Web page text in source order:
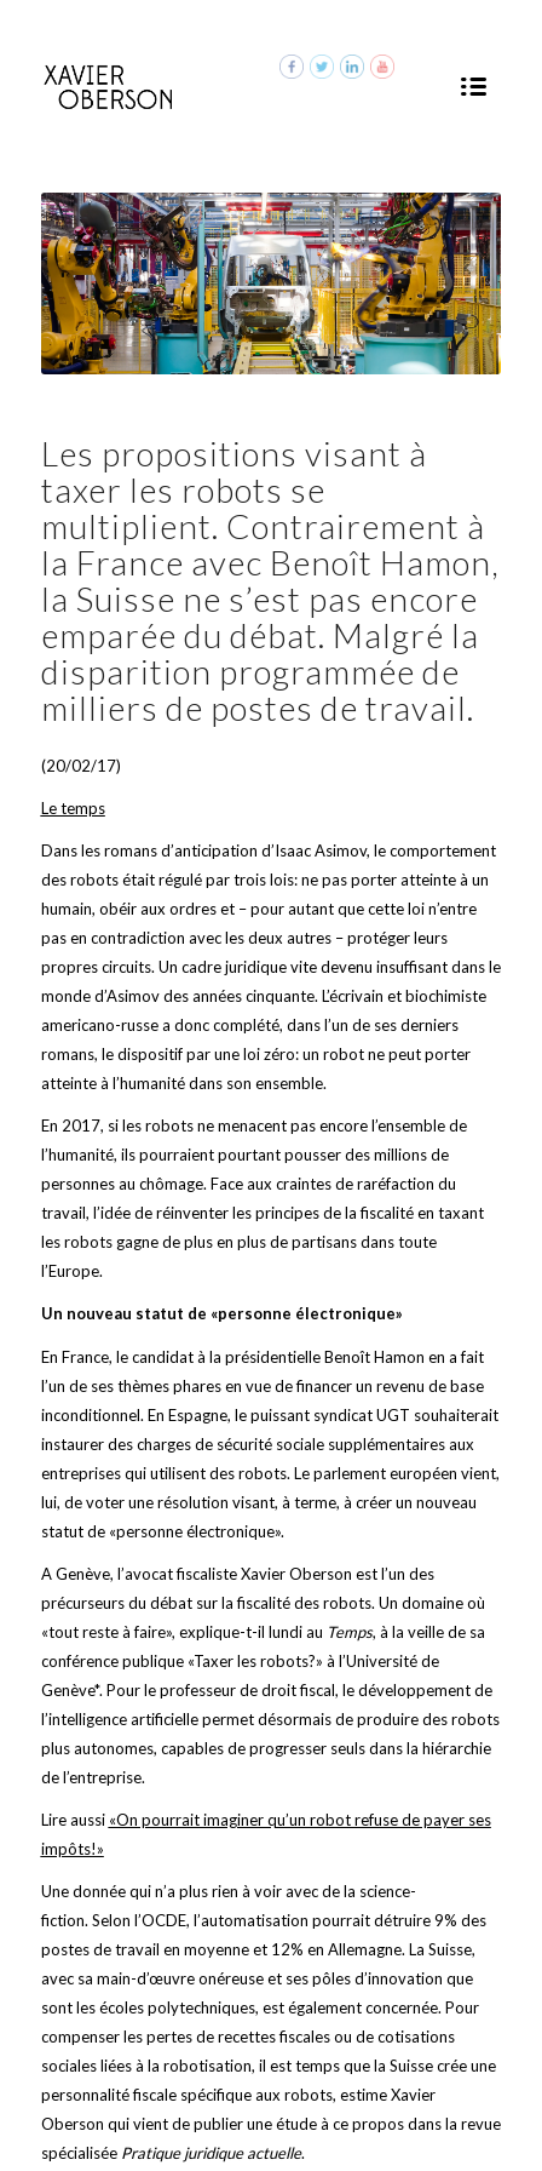
Les propositions visant à
taxer les robots se
multiplient. Contrairement à
la France avec Benoît Hamon,
la Suisse ne s’est pas encore
emparée du débat. Malgré la
disparition programmée de
milliers de postes de travail.
(20/02/17)
Le temps
Dans les romans d’anticipation d’Isaac Asimov, le comportement
des robots était régulé par trois lois: ne pas porter atteinte à un
humain, obéir aux ordres et – pour autant que cette loi n’entre
pas en contradiction avec les deux autres – protéger leurs
propres circuits. Un cadre juridique vite devenu insuffisant dans le
monde d’Asimov des années cinquante. L’écrivain et biochimiste
americano-russe a donc complété, dans l’un de ses derniers
romans, le dispositif par une loi zéro: un robot ne peut porter
atteinte à l’humanité dans son ensemble.
En 2017, si les robots ne menacent pas encore l’ensemble de
l’humanité, ils pourraient pourtant pousser des millions de
personnes au chômage. Face aux craintes de raréfaction du
travail, l’idée de réinventer les principes de la fiscalité en taxant
les robots gagne de plus en plus de partisans dans toute
l’Europe.
Un nouveau statut de «personne électronique»
En France, le candidat à la présidentielle Benoît Hamon en a fait
l’un de ses thèmes phares en vue de financer un revenu de base
inconditionnel. En Espagne, le puissant syndicat UGT souhaiterait
instaurer des charges de sécurité sociale supplémentaires aux
entreprises qui utilisent des robots. Le parlement européen vient,
lui, de voter une résolution visant, à terme, à créer un nouveau
statut de «personne électronique».
A Genève, l’avocat fiscaliste Xavier Oberson est l’un des
précurseurs du débat sur la fiscalité des robots. Un domaine où
«tout reste à faire», explique-t-il lundi au Temps, à la veille de sa
conférence publique «Taxer les robots?» à l’Université de
Genève*. Pour le professeur de droit fiscal, le développement de
l’intelligence artificielle permet désormais de produire des robots
plus autonomes, capables de progresser seuls dans la hiérarchie
de l’entreprise.
Lire aussi «On pourrait imaginer qu’un robot refuse de payer ses
impôts!»
Une donnée qui n’a plus rien à voir avec de la science-
fiction. Selon l’OCDE, l’automatisation pourrait détruire 9% des
postes de travail en moyenne et 12% en Allemagne. La Suisse,
avec sa main-d’œuvre onéreuse et ses pôles d’innovation que
sont les écoles polytechniques, est également concernée. Pour
compenser les pertes de recettes fiscales ou de cotisations
sociales liées à la robotisation, il est temps que la Suisse crée une
personnalité fiscale spécifique aux robots, estime Xavier
Oberson qui vient de publier une étude à ce propos dans la revue
spécialisée Pratique juridique actuelle.